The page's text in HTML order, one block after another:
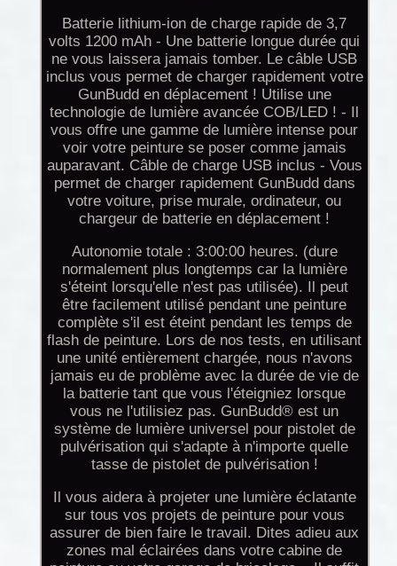
Batterie lithium-ion de charge rapide de 3,7
volts 1200 mAh - Une batterie longue durée qui
ne vous laissera jamais tomber. Le câble USB
inclus vous permet de charger rapidement votre
GunBudd en déplacement ! Utilise une
technologie de lumière avancée COB/LED ! - Il
vous offre une gamme de lumière intense pour
voir votre peinture se poser comme jamais
auparavant. Câble de charge USB inclus - Vous
permet de charger rapidement GunBudd dans
votre voiture, prise murale, ordinateur, ou
chargeur de batterie en déplacement !
Autonomie totale : 3:00:00 heures. (dure
normalement plus longtemps car la lumière
s'éteint lorsqu'elle n'est pas utilisée). Il peut
être facilement utilisé pendant une peinture
complète s'il est éteint pendant les temps de
flash de peinture. Lors de nos tests, en utilisant
une unité entièrement chargée, nous n'avons
jamais eu de problème avec la durée de vie de
la batterie tant que vous l'éteigniez lorsque
vous ne l'utilisiez pas. GunBudd® est un
système de lumière universel pour pistolet de
pulvérisation qui s'adapte à n'importe quelle
tasse de pistolet de pulvérisation !
Il vous aidera à projeter une lumière éclatante
sur tous vos projets de peinture pour vous
assurer de bien faire le travail. Dites adieu aux
zones mal éclairées dans votre cabine de